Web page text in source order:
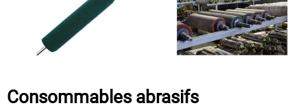
Consommables abrasifs